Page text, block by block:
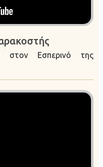
στον Εσπερινό της